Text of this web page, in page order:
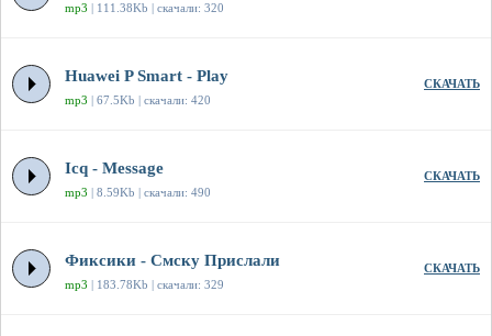
mp3 | 111.38Kb | скачали: 320
Huawei P Smart - Play
mp3 | 67.5Kb | скачали: 420
СКАЧАТЬ
Icq - Message
mp3 | 8.59Kb | скачали: 490
СКАЧАТЬ
Фиксики - Смску Прислали
mp3 | 183.78Kb | скачали: 329
СКАЧАТЬ